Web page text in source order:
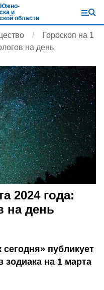
Южно-
и
области
Гороскоп на 1
на день
2024 года:
на день
публикует
зодиака на 1 марта